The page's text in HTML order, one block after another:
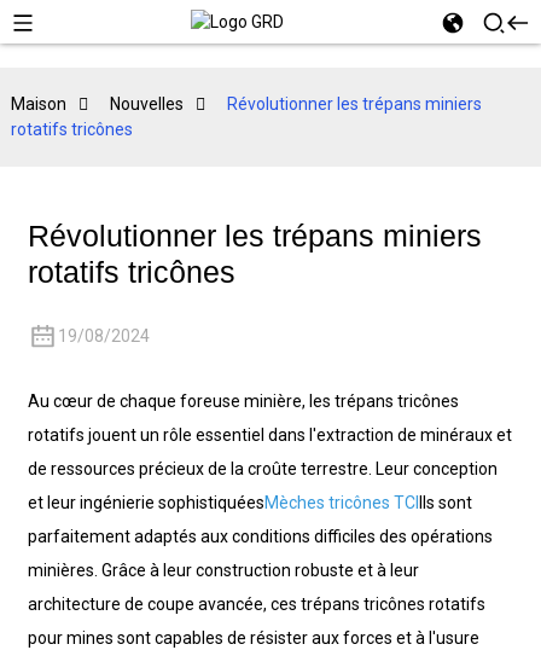
Maison Nouvelles
Révolutionner les trépans miniers
rotatifs tricônes
Révolutionner les trépans miniers
rotatifs tricônes
19/08/2024
Au cœur de chaque foreuse minière, les trépans tricônes
rotatifs jouent un rôle essentiel dans l'extraction de minéraux et
de ressources précieux de la croûte terrestre. Leur conception
et leur ingénierie sophistiquéesMèches tricônes TCI Ils sont
parfaitement adaptés aux conditions difficiles des opérations
minières. Grâce à leur construction robuste et à leur
architecture de coupe avancée, ces trépans tricônes rotatifs
pour mines sont capables de résister aux forces et à l'usure